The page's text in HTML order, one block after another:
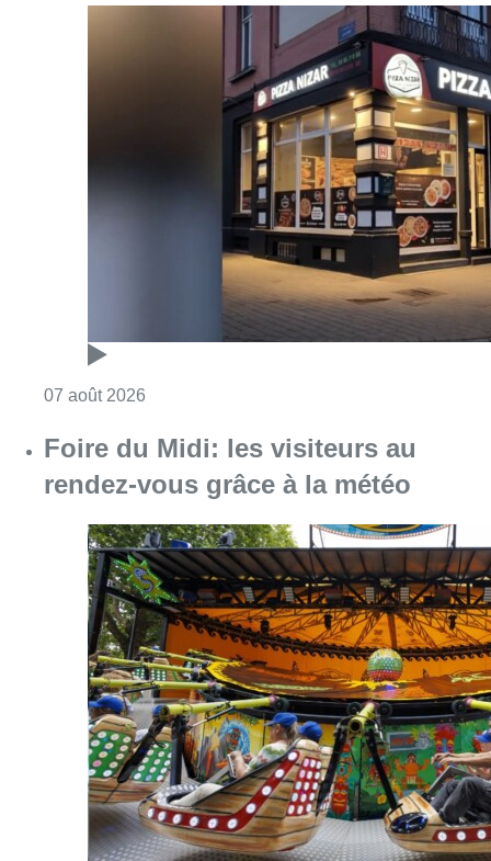
Consulter l'article "Pizza Nizar: un coup de
Foire du Midi: les visiteurs au
rendez-vous grâce à la météo
07 août 2026 Consulter l'article "Foire du Midi: les
Les Bruxellois respectent mieux les
zones 30 ?